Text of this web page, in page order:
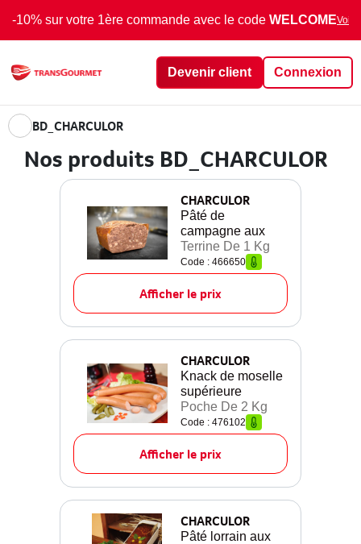
-10% sur votre 1ère commande avec le code WELCOMEVoir
Devenir client Connexion
BD_CHARCULOR
Nos produits BD_CHARCULOR
CHARCULOR
Pâté de
campagne aux
Terrine De 1 Kg
Code : 466650
Afficher le prix
CHARCULOR
Knack de moselle
supérieure
Poche De 2 Kg
Code : 476102
Afficher le prix
CHARCULOR
Pâté lorrain aux